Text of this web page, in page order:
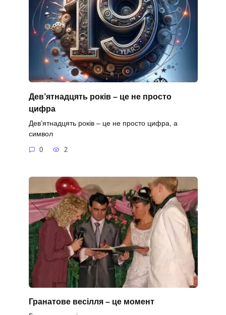
Дев’ятнадцять років – це не просто
цифра
Дев’ятнадцять років – це не просто цифра, а
символ
0 2
Гранатове весілля – це момент